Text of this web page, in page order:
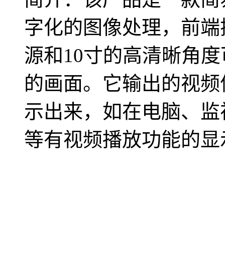
字化的图像处理，前
源和10寸的高清晰角
的画面。它输出的视
示出来，如在电脑、
等有视频播放功能的